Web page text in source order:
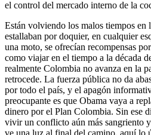
el control del mercado interno de la
Están volviendo los malos tiempos en
estallaban por doquier, en cualquier
una moto, se ofrecían recompensas
como viajar en el tiempo a la década
realmente Colombia no avanza en la
retrocede. La fuerza pública no da
por todo el país, y el apagón
preocupante es que Obama vaya a
dinero por el Plan Colombia. Sin ese
vivir un conflicto aún más sangriento
ve una luz al final del camino, aquí lo